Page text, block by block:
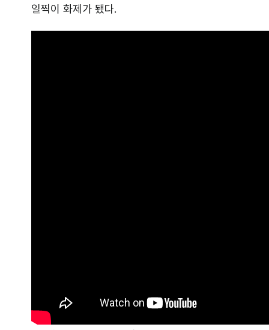
일찍이 화제가 됐다.